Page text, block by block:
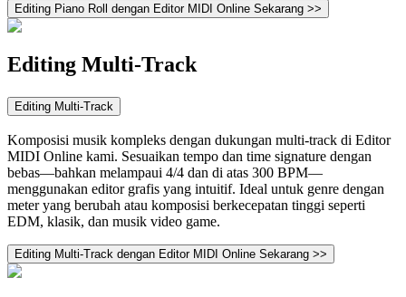
Editing Piano Roll dengan Editor MIDI Online Sekarang >>
Editing Multi-Track
Editing Multi-Track
Komposisi musik kompleks dengan dukungan multi-track di Editor
MIDI Online kami. Sesuaikan tempo dan time signature dengan
bebas—bahkan melampaui 4/4 dan di atas 300 BPM—
menggunakan editor grafis yang intuitif. Ideal untuk genre dengan
meter yang berubah atau komposisi berkecepatan tinggi seperti
EDM, klasik, dan musik video game.
Editing Multi-Track dengan Editor MIDI Online Sekarang >>